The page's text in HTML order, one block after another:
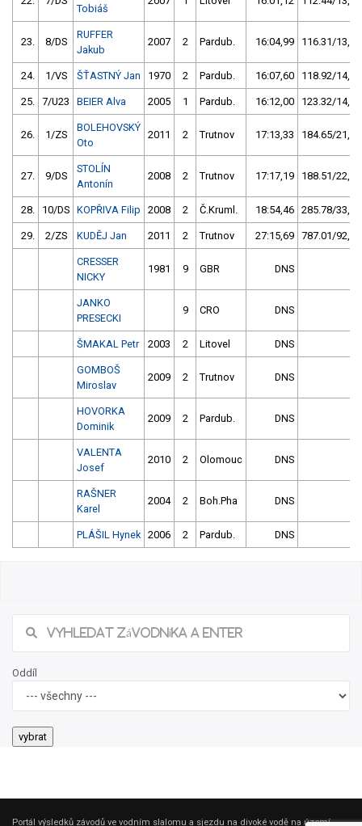
Tobiáš
23. 8/DS
RUFFER
Jakub
2007 2 Pardub. 16:04,99 116.31/13,7
24. 1/VS ŠŤASTNÝ Jan 1970 2 Pardub. 16:07,60 118.92/14,0
25. 7/U23 BEIER Alva 2005 1 Pardub. 16:12,00 123.32/14,5
26. 1/ZS
BOLEHOVSKÝ
Oto
2011 2 Trutnov 17:13,33 184.65/21,8
27. 9/DS
STOLÍN
Antonín
2008 2 Trutnov 17:17,19 188.51/22,2
28. 10/DS KOPŘIVA Filip 2008 2 Č.Kruml. 18:54,46 285.78/33,7
29. 2/ZS KUDĚJ Jan 2011 2 Trutnov 27:15,69 787.01/92,7
CRESSER
NICKY
1981 9 GBR DNS
JANKO
PRESECKI
9 CRO DNS
ŠMAKAL Petr 2003 2 Litovel DNS
GOMBOŠ
Miroslav
2009 2 Trutnov DNS
HOVORKA
Dominik
2009 2 Pardub. DNS
VALENTA
Josef
2010 2 Olomouc DNS
RAŠNER
Karel
2004 2 Boh.Pha DNS
PLÁŠIL Hynek 2006 2 Pardub. DNS
Oddíl
Portál výsledků závodů ve vodním slalomu a sjezdu na divoké vodě na území